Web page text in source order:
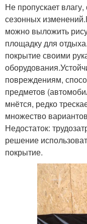
Не пропускает
сезонных
можно выложить
площадку для
покрытие своими
повреждениям,
предметов
мнётся, редко
множество
Недостаток:
решение
покрытие.